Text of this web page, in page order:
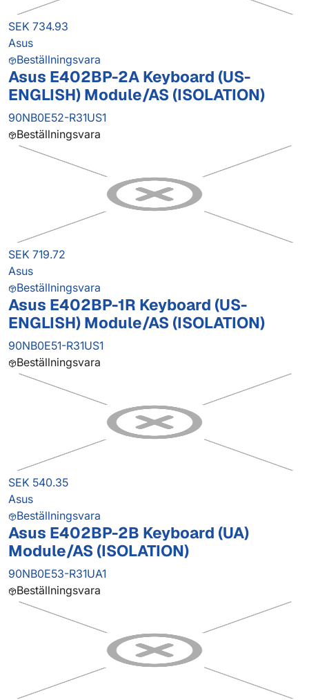
SEK 734.93
Asus
Beställningsvara
Asus E402BP-2A Keyboard (US-
ENGLISH) Module/AS (ISOLATION)
90NB0E52-R31US1
Beställningsvara
SEK 719.72
Asus
Beställningsvara
Asus E402BP-1R Keyboard (US-
ENGLISH) Module/AS (ISOLATION)
90NB0E51-R31US1
Beställningsvara
SEK 540.35
Asus
Beställningsvara
Asus E402BP-2B Keyboard (UA)
Module/AS (ISOLATION)
90NB0E53-R31UA1
Beställningsvara